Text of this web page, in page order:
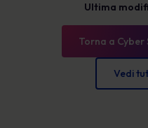
Ultima
Torna a Cyber
Vedi